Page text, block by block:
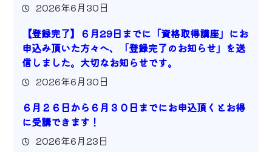
2026年6月30日
【登録完了】６月29日までに「資格取得講座」にお
申込み頂いた方々へ、「登録完了のお知らせ」を送
信しました。大切なお知らせです。
2026年6月30日
６月２６日から６月３０日までにお申込頂くとお得
に受講できます！
2026年6月23日